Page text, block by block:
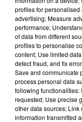
ALEX WARREN
Passenger
14h01
14h01
profiles for
advertising; Measure
performance;
of data from different
profiles to personalise
content; Use limited
detect fraud, and fix
Save and communicate
process personal data
following functionalities:
requested; Use precise
other data sources;
information transmitted